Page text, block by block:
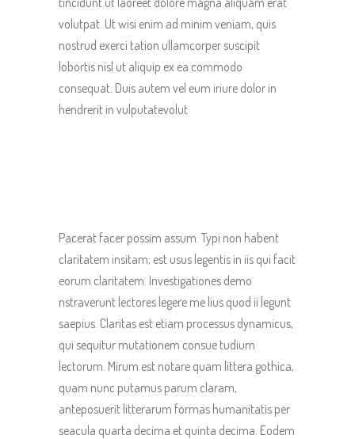
volutpat. Ut wisi enim ad minim veniam, quis
nostrud exerci tation ullamcorper suscipit
lobortis nisl ut aliquip ex ea commodo
consequat. Duis autem vel eum iriure dolor in
hendrerit in vulputatevolut
Pacerat facer possim assum. Typi non habent
claritatem insitam; est usus legentis in iis qui facit
eorum claritatem. Investigationes demo
nstraverunt lectores legere me lius quod ii legunt
saepius. Claritas est etiam processus dynamicus,
qui sequitur mutationem consue tudium
lectorum. Mirum est notare quam littera gothica,
quam nunc putamus parum claram,
anteposuerit litterarum formas humanitatis per
seacula quarta decima et quinta decima. Eodem